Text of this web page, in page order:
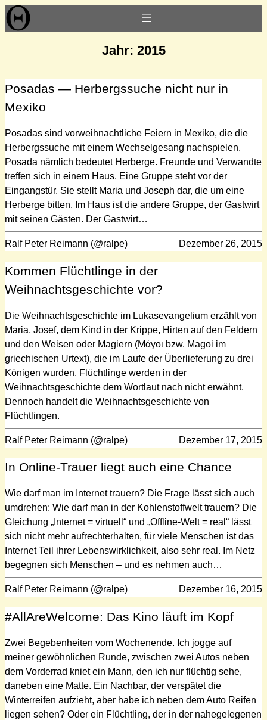
Zum
Inhalt
Jahr: 2015
Posadas — Herbergssuche nicht nur in
Mexiko
Posadas sind vorweihnachtliche Feiern in Mexiko, die die
Herbergssuche mit einem Wechselgesang nachspielen.
Posada nämlich bedeutet Herberge. Freunde und Verwandte
treffen sich in einem Haus. Eine Gruppe steht vor der
Eingangstür. Sie stellt Maria und Joseph dar, die um eine
Herberge bitten. Im Haus ist die andere Gruppe, der Gastwirt
mit seinen Gästen. Der Gastwirt…
Ralf Peter Reimann (@ralpe) Dezember 26, 2015
Kommen Flüchtlinge in der
Weihnachtsgeschichte vor?
Die Weihnachtsgeschichte im Lukasevangelium erzählt von
Maria, Josef, dem Kind in der Krippe, Hirten auf den Feldern
und den Weisen oder Magiern (Μάγοι bzw. Magoi im
griechischen Urtext), die im Laufe der Überlieferung zu drei
Königen wurden. Flüchtlinge werden in der
Weihnachtsgeschichte dem Wortlaut nach nicht erwähnt.
Dennoch handelt die Weihnachtsgeschichte von
Flüchtlingen.
Ralf Peter Reimann (@ralpe) Dezember 17, 2015
In Online-Trauer liegt auch eine Chance
Wie darf man im Internet trauern? Die Frage lässt sich auch
umdrehen: Wie darf man in der Kohlenstoffwelt trauern? Die
Gleichung „Internet = virtuell“ und „Offline-Welt = real“ lässt
sich nicht mehr aufrechterhalten, für viele Menschen ist das
Internet Teil ihrer Lebenswirklichkeit, also sehr real. Im Netz
begegnen sich Menschen – und es nehmen auch…
Ralf Peter Reimann (@ralpe) Dezember 16, 2015
#AllAreWelcome: Das Kino läuft im Kopf
Zwei Begebenheiten vom Wochenende. Ich jogge auf
meiner gewöhnlichen Runde, zwischen zwei Autos neben
dem Vorderrad kniet ein Mann, den ich nur flüchtig sehe,
daneben eine Matte. Ein Nachbar, der verspätet die
Winterreifen aufzieht, aber habe ich neben dem Auto Reifen
liegen sehen? Oder ein Flüchtling, der in der nahegelegenen